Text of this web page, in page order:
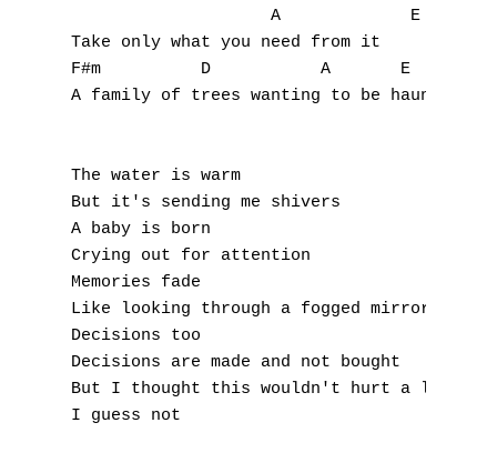
                    A             E
Take only what you need from it
F#m          D           A       E
A family of trees wanting to be haunted
The water is warm
But it's sending me shivers
A baby is born
Crying out for attention
Memories fade
Like looking through a fogged mirror
Decisions too
Decisions are made and not bought
But I thought this wouldn't hurt a lot